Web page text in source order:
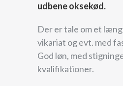
udbene oksekød.
Der er tale om et
vikariat og evt. med
God løn, med
kvalifikationer.